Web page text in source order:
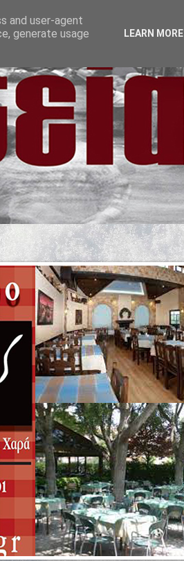
and user-agent
generate usage
LEARN MORE